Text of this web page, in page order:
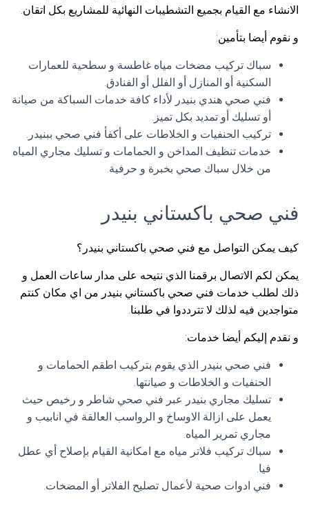
الانشاء مع القيام بجميع التشطيبات النهائية للمشاريع بكل اتقان.
و نقوم أيضا بتأمين:
سباك تركيب مضخات مياه غاطسة و سطحية للعمارات
السكنية أو المنازل أو الفلل أو الفنادق.
فني صحي هندي بنيدر لأداء كافة خدمات السباكة من صيانة
أو تسليك أو تمديد بكل تميز.
تركيب الحنفيات و الخلاطات على أكفأ فني صحي ببنيدر.
خدمات تنظيف المداخن و الحمامات و تسليك مجاري المياه
من خلال سباك صحي بخبرة و حرفية.
فني صحي باكستاني بنيدر
كيف يمكن التواصل مع فني صحي باكستاني بنيدر؟
يمكن لكم الاتصال برقمنا الذي نتيحه على مدار ساعات العمل و
ذلك لطلب خدمات فني صحي باكستاني بنيدر من اي مكان كنتم
متواجدين فيه لذلك لا تترددوا في طلبنا.
و نقدم إليكم أيضا خدمات:
فني صحي بنيدر الذي يقوم بتركيب اطقم الحمامات و
الحنفيات و الخلاطات و صيانتها.
تسليك مجاري بنيدر عبر فني صحي شاطر و رخيص حيث
يعمل على ازالة الاوساخ و الرواسب العالقة في انابيب و
مجاري تمرير المياه.
سباك تركيب فلاتر مياه مع امكانية القيام بإصلاح أي عطل
فيا.
فني ادوات صحية لأعمال تصليح الفلاتر أو المضخات.